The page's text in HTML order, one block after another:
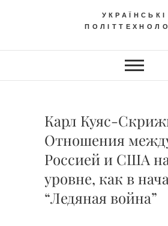
УКРАЇНСЬКІ
Карл Куяс-
Отношения
Россией и США
уровне, как в
“Ледяная война”